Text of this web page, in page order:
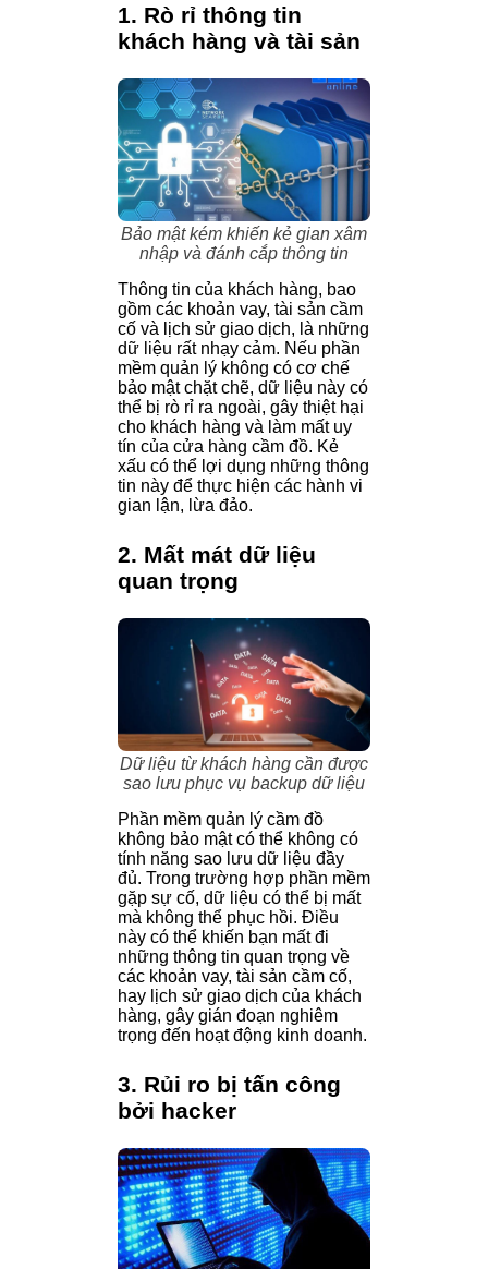
1. Rò rỉ thông tin
khách hàng và tài sản
Bảo mật kém khiến kẻ gian xâm
nhập và đánh cắp thông tin
Thông tin của khách hàng, bao
gồm các khoản vay, tài sản cầm
cố và lịch sử giao dịch, là những
dữ liệu rất nhạy cảm. Nếu phần
mềm quản lý không có cơ chế
bảo mật chặt chẽ, dữ liệu này có
thể bị rò rỉ ra ngoài, gây thiệt hại
cho khách hàng và làm mất uy
tín của cửa hàng cầm đồ. Kẻ
xấu có thể lợi dụng những thông
tin này để thực hiện các hành vi
gian lận, lừa đảo.
2. Mất mát dữ liệu
quan trọng
Dữ liệu từ khách hàng cần được
sao lưu phục vụ backup dữ liệu
Phần mềm quản lý cầm đồ
không bảo mật có thể không có
tính năng sao lưu dữ liệu đầy
đủ. Trong trường hợp phần mềm
gặp sự cố, dữ liệu có thể bị mất
mà không thể phục hồi. Điều
này có thể khiến bạn mất đi
những thông tin quan trọng về
các khoản vay, tài sản cầm cố,
hay lịch sử giao dịch của khách
hàng, gây gián đoạn nghiêm
trọng đến hoạt động kinh doanh.
3. Rủi ro bị tấn công
bởi hacker